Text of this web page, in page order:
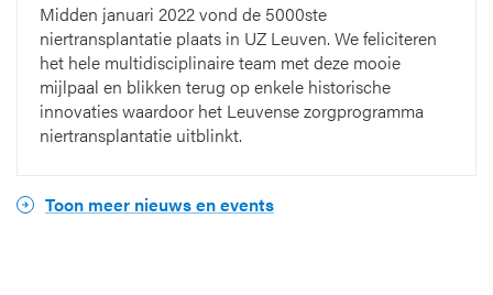
Midden januari 2022 vond de 5000ste
niertransplantatie plaats in UZ Leuven. We feliciteren
het hele multidisciplinaire team met deze mooie
mijlpaal en blikken terug op enkele historische
innovaties waardoor het Leuvense zorgprogramma
niertransplantatie uitblinkt.
Toon meer nieuws en events